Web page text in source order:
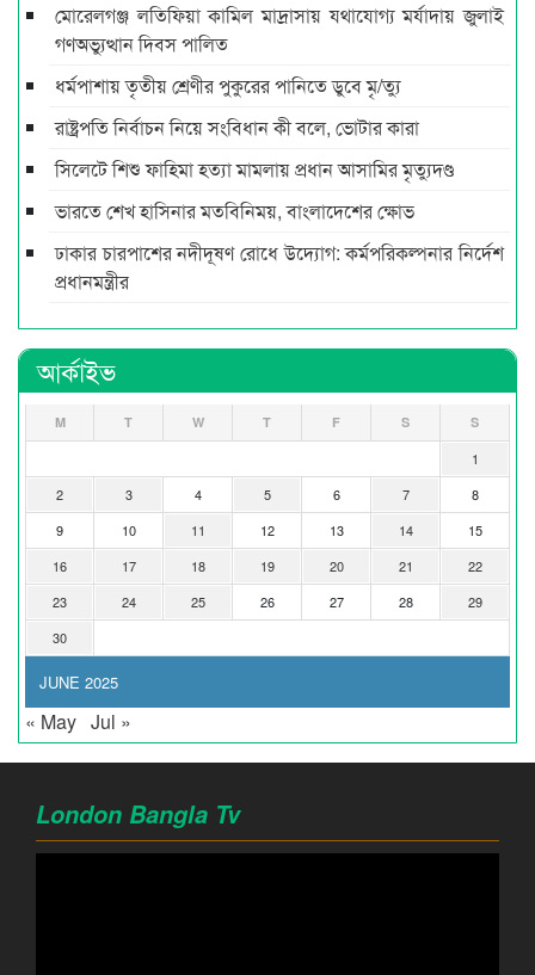
মোরেলগঞ্জ লতিফিয়া কামিল মাদ্রাসায় যথাযোগ্য মর্যাদায় জুলাই
গণঅভ্যুত্থান দিবস পালিত
ধর্মপাশায় তৃতীয় শ্রেণীর পুকুরের পানিতে ডুবে মৃ/ত্যু
রাষ্ট্রপতি নির্বাচন নিয়ে সংবিধান কী বলে, ভোটার কারা
সিলেটে শিশু ফাহিমা হত্যা মামলায় প্রধান আসামির মৃত্যুদণ্ড
ভারতে শেখ হাসিনার মতবিনিময়, বাংলাদেশের ক্ষোভ
ঢাকার চারপাশের নদীদূষণ রোধে উদ্যোগ: কর্মপরিকল্পনার নির্দেশ
প্রধানমন্ত্রীর
আর্কাইভ
JUNE 2025
M T W T F S S
1
2
3 4 5 6 7
8
9
10 11 12 13 14
15
16
17 18 19 20 21
22
23
24 25 26 27 28
29
30
« May Jul »
London Bangla Tv